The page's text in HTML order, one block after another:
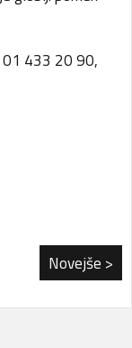
01 433 20 90,
Novejše >